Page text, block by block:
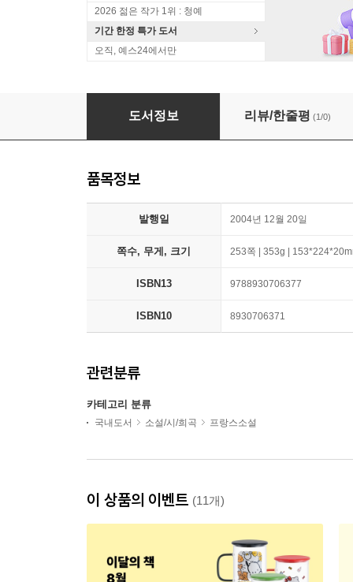
2026 젊은 작가 1위 : 청예
기간 한정 특가 도서
오직, 예스24에서만
바람과 모래와 별들
도서정보 리뷰/한줄평 (1/0)
품목정보
발행일 2004년 12월 20일
쪽수, 무게, 크기 253쪽 | 353g |
ISBN13 9788930706377
ISBN10 8930706371
관련분류
카테고리 분류
국내도서 소설/시/희곡 프랑스소설
이 상품의 이벤트 (11개)